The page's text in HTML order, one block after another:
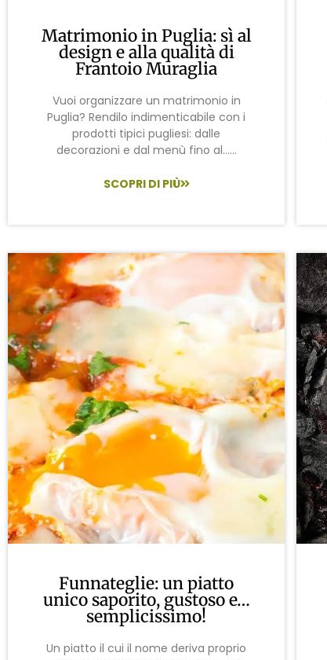
Matrimonio in Puglia: sì al
design e alla qualità di
Frantoio Muraglia
Vuoi organizzare un matrimonio in
Puglia? Rendilo indimenticabile con i
prodotti tipici pugliesi: dalle
decorazioni e dal menù fino al…...
SCOPRI DI PIÙ
Funnateglie: un piatto
unico saporito, gustoso e…
semplicissimo!
Un piatto il cui il nome deriva proprio